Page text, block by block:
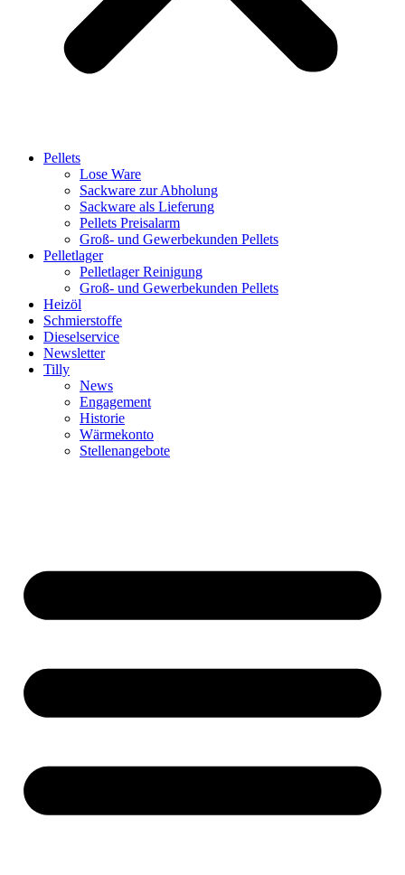
Pellets
Lose Ware
Sackware zur Abholung
Sackware als Lieferung
Pellets Preisalarm
Groß- und Gewerbekunden Pellets
Pelletlager
Pelletlager Reinigung
Groß- und Gewerbekunden Pellets
Heizöl
Schmierstoffe
Dieselservice
Newsletter
Tilly
News
Engagement
Historie
Wärmekonto
Stellenangebote